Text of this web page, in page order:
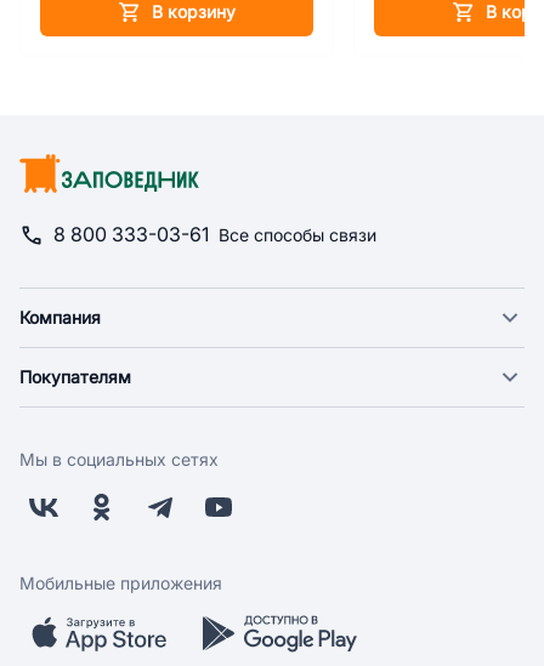
В корзину В
8 800 333-03-61 Все способы связи
Компания
Новости
Поставщикам
Заводчикам
Обратная связь
Покупателям
Оплата
Бонусная программа
Скидки и акции
Мобильное приложение
Мы в социальных сетях
Мобильные приложения